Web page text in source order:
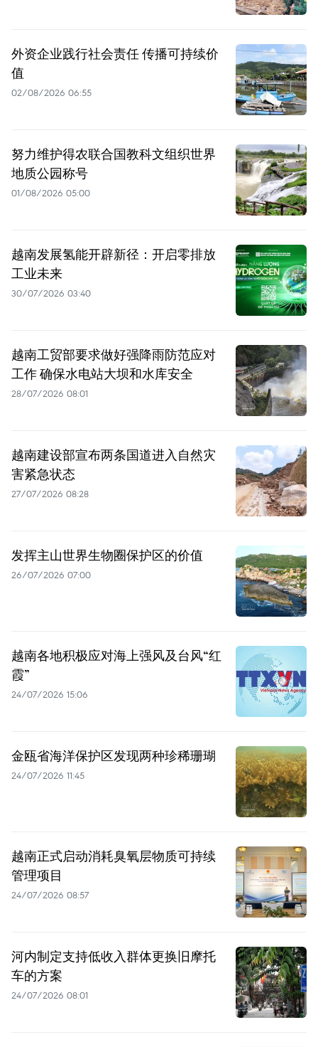
外资企业践行社会责任 传播可持续价
值
02/08/2026 06:55
努力维护得农联合国教科文组织世界
地质公园称号
01/08/2026 05:00
越南发展氢能开辟新径：开启零排放
工业未来
30/07/2026 03:40
越南工贸部要求做好强降雨防范应对
工作 确保水电站大坝和水库安全
28/07/2026 08:01
越南建设部宣布两条国道进入自然灾
害紧急状态
27/07/2026 08:28
发挥主山世界生物圈保护区的价值
26/07/2026 07:00
越南各地积极应对海上强风及台风“红
霞”
24/07/2026 15:06
金瓯省海洋保护区发现两种珍稀珊瑚
24/07/2026 11:45
越南正式启动消耗臭氧层物质可持续
管理项目
24/07/2026 08:57
河内制定支持低收入群体更换旧摩托
车的方案
24/07/2026 08:01